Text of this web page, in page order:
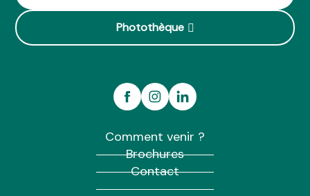
Photothèque
Comment venir ?
Brochures
Contact